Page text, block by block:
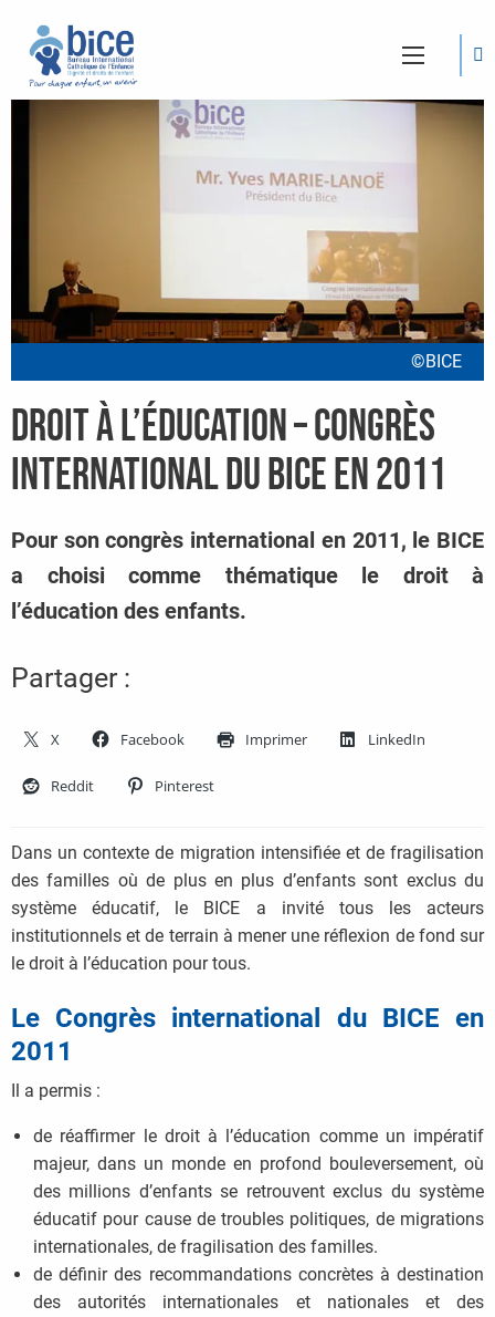
©BICE
Droit à l’éducation – Congrès
International du BICE en 2011
Pour son congrès international en 2011, le BICE
a choisi comme thématique le droit à
l’éducation des enfants.
Partager :
X Facebook Imprimer LinkedIn
Reddit Pinterest
Dans un contexte de migration intensifiée et de fragilisation
des familles où de plus en plus d’enfants sont exclus du
système éducatif, le BICE a invité tous les acteurs
institutionnels et de terrain à mener une réflexion de fond sur
le droit à l’éducation pour tous.
Le Congrès international du BICE en
2011
Il a permis :
de réaffirmer le droit à l’éducation comme un impératif
majeur, dans un monde en profond bouleversement, où
des millions d’enfants se retrouvent exclus du système
éducatif pour cause de troubles politiques, de migrations
internationales, de fragilisation des familles.
de définir des recommandations concrètes à destination
des autorités internationales et nationales et des